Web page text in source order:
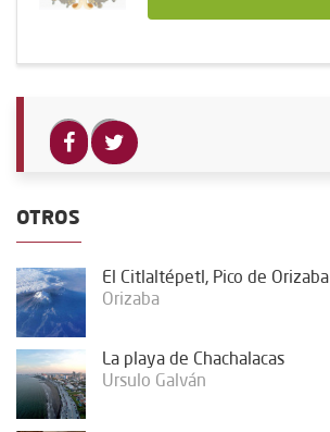
OTROS
El Citlaltépetl, Pico de Orizaba
Orizaba
La playa de Chachalacas
Ursulo Galván